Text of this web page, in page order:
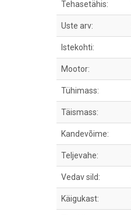
Tehasetähis:
Uste arv:
Istekohti:
Mootor:
Tühimass:
Täismass:
Kandevõime:
Teljevahe:
Vedav sild:
Käigukast: